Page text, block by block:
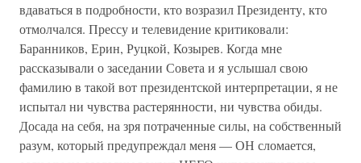
вдаваться в подробности, кто возразил Президенту, кто
отмолчался. Прессу и телевидение критиковали:
Баранников, Ерин, Руцкой, Козырев. Когда мне
рассказывали о заседании Совета и я услышал свою
фамилию в такой вот президентской интерпретации, я не
испытал ни чувства растерянности, ни чувства обиды.
Досада на себя, на зря потраченные силы, на собственный
разум, который предупреждал меня — ОН сломается,